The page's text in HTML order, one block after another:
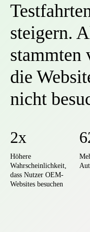
steigern.
stammten
die
nicht
2x
Höhere
Wahrscheinlichkeit,
dass Nutzer OEM-
Websites besuchen